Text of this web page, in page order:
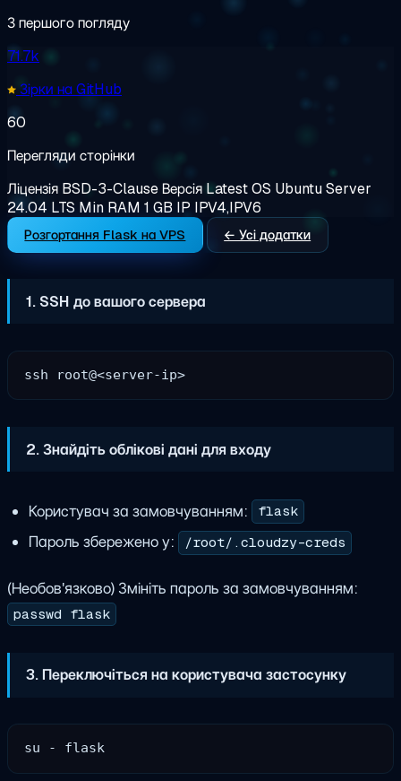
З першого погляду
71.7k
Зірки на GitHub
60
Перегляди сторінки
Ліцензія BSD-3-ClauseВерсія LatestOS Ubuntu Server
24.04 LTS Min RAM 1 GB IP IPV4,IPV6
Розгортання Flask на VPS ← Усі додатки
1. SSH до вашого сервера
2. Знайдіть облікові дані для входу
Користувач за замовчуванням: flask
Пароль збережено у: /root/.cloudzy-creds
(Необов'язково) Змініть пароль за замовчуванням:
passwd flask
3. Переключіться на користувача застосунку